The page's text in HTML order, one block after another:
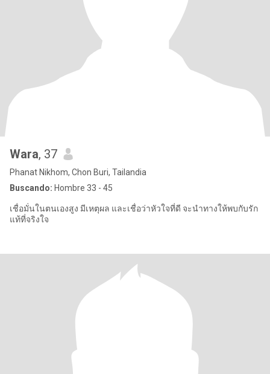
Wara, 37
Phanat Nikhom, Chon Buri, Tailandia
Buscando: Hombre 33 - 45
เชื่อมั่นในตนเองสูง มีเหตุผล และเชื่อว่าหัวใจที่ดี จะนำทางให้พบกับรัก
แท้ที่จริงใจ